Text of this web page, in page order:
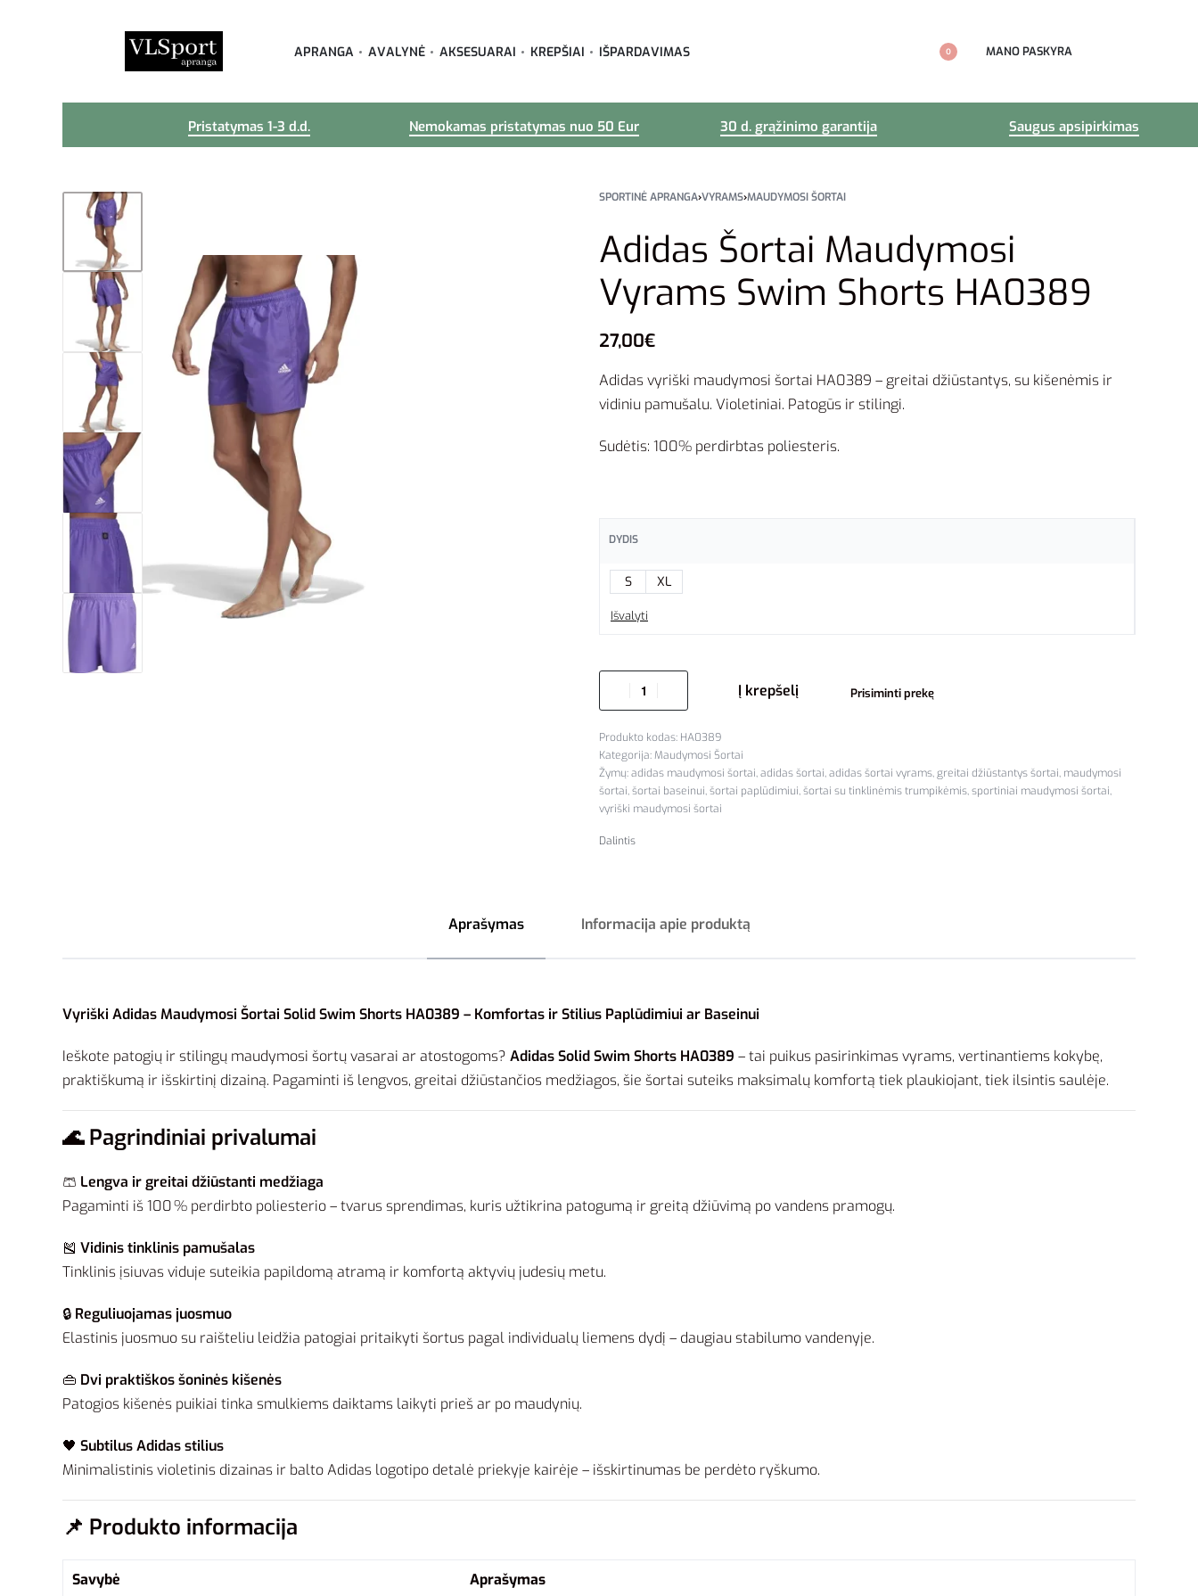
APRANGA AVALYNĖ AKSESUARAI KREPŠIAI IŠPARDAVIMAS 0 MANO PASKYRA
Pristatymas 1-3 d.d. Nemokamas pristatymas nuo 50 Eur 30 d. grąžinimo garantija Saugus apsipirkimas
SPORTINĖ APRANGA›VYRAMS›MAUDYMOSI ŠORTAI
Adidas Šortai Maudymosi
Vyrams Swim Shorts HA0389
27,00€
Adidas vyriški maudymosi šortai HA0389 – greitai džiūstantys, su kišenėmis ir
vidiniu pamušalu. Violetiniai. Patogūs ir stilingi.
Sudėtis: 100% perdirbtas poliesteris.
DYDIS
S XL
Išvalyti
Į krepšelį Prisiminti prekę
HA0389
Kategorija:Maudymosi Šortai
Žymų:adidas maudymosi šortai,adidas šortai,adidas šortai vyrams,greitai džiūstantys šortai, maudymosi
šortai,šortai baseinui,šortai paplūdimiui,šortai su tinklinėmis trumpikėmis,sportiniai maudymosi šortai,
vyriški maudymosi šortai
Dalintis
Aprašymas Informacija apie produktą
Vyriški Adidas Maudymosi Šortai Solid Swim Shorts HA0389 – Komfortas ir Stilius Paplūdimiui ar Baseinui
Ieškote patogių ir stilingų maudymosi šortų vasarai ar atostogoms? Adidas Solid Swim Shorts HA0389 – tai puikus pasirinkimas vyrams, vertinantiems kokybę,
praktiškumą ir išskirtinį dizainą. Pagaminti iš lengvos, greitai džiūstančios medžiagos, šie šortai suteiks maksimalų komfortą tiek plaukiojant, tiek ilsintis saulėje.
🌊Pagrindiniai privalumai
🩳 Lengva ir greitai džiūstanti medžiaga
Pagaminti iš 100 % perdirbto poliesterio – tvarus sprendimas, kuris užtikrina patogumą ir greitą džiūvimą po vandens pramogų.
🎽 Vidinis tinklinis pamušalas
Tinklinis įsiuvas viduje suteikia papildomą atramą ir komfortą aktyvių judesių metu.
🔒 Reguliuojamas juosmuo
Elastinis juosmuo su raišteliu leidžia patogiai pritaikyti šortus pagal individualų liemens dydį – daugiau stabilumo vandenyje.
👜 Dvi praktiškos šoninės kišenės
Patogios kišenės puikiai tinka smulkiems daiktams laikyti prieš ar po maudynių.
🖤 Subtilus Adidas stilius
Minimalistinis violetinis dizainas ir balto Adidas logotipo detalė priekyje kairėje – išskirtinumas be perdėto ryškumo.
📌 Produkto informacija
Savybė Aprašymas